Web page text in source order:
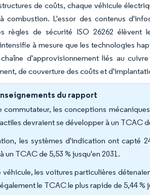
de coûts, chaque véhicule
combustion. L'essor des contenus
règles de sécurité ISO 26262 élèvent
à mesure que les technologies
d'approvisionnement liés au
de couverture des coûts et
du rapport
commutateur, les conceptions
devraient se développer à un TCAC
les systèmes d'indication ont capté
un TCAC de 5,53 % jusqu'en 2031.
véhicule, les voitures particulières
le TCAC le plus rapide de 5,44 %